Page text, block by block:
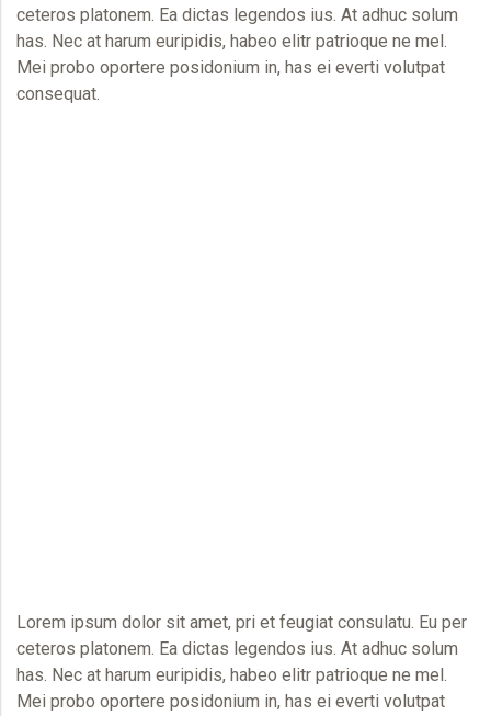
ceteros platonem. Ea dictas legendos ius. At adhuc solum
has. Nec at harum euripidis, habeo elitr patrioque ne mel.
Mei probo oportere posidonium in, has ei everti volutpat
consequat.
Lorem ipsum dolor sit amet, pri et feugiat consulatu. Eu per
ceteros platonem. Ea dictas legendos ius. At adhuc solum
has. Nec at harum euripidis, habeo elitr patrioque ne mel.
Mei probo oportere posidonium in, has ei everti volutpat